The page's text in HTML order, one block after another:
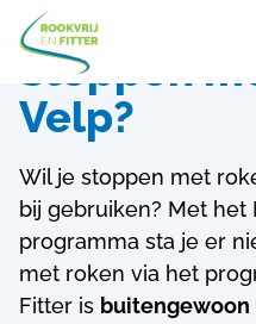
Stoppen
Velp?
Wil je stoppen met
bij gebruiken? Met het
programma sta je er
met roken via het
Fitter is buitengewoon